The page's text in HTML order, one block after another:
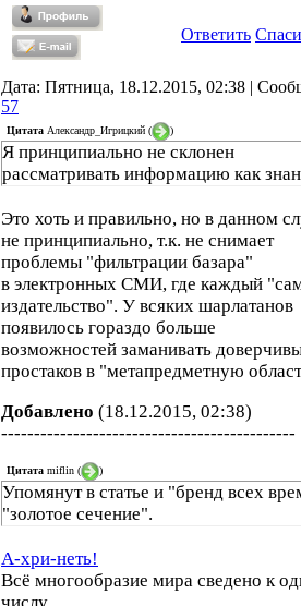
Ответить
Дата: Пятница, 18.12.2015, 02:38 |
57
Цитата Александр_Игрицкий ( )
Я принципиально не склонен
рассматривать информацию как
Это хоть и правильно, но в данном
не принципиально, т.к. не снимает
проблемы "фильтрации базара"
в электронных СМИ, где каждый
издательство". У всяких шарлатанов
появилось гораздо больше
возможностей заманивать
простаков в "метапредметную
Добавлено (18.12.2015, 02:38)
---------------------------------------------
Цитата miflin ( )
Упомянут в статье и "бренд всех
"золотое сечение".
А-хри-неть!
Всё многообразие мира сведено к